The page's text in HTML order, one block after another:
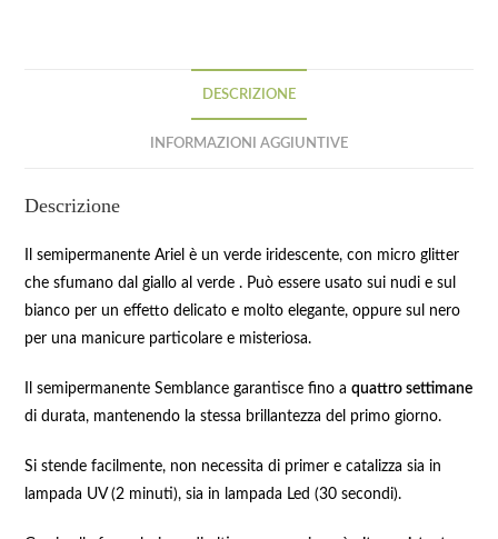
DESCRIZIONE
INFORMAZIONI AGGIUNTIVE
Descrizione
Il semipermanente Ariel è un verde iridescente, con micro glitter
che sfumano dal giallo al verde . Può essere usato sui nudi e sul
bianco per un effetto delicato e molto elegante, oppure sul nero
per una manicure particolare e misteriosa.
Il semipermanente Semblance garantisce fino aquattro settimane
di durata, mantenendo la stessa brillantezza del primo giorno.
Si stende facilmente, non necessita di primer e catalizza sia in
lampada UV (2 minuti), sia in lampada Led (30 secondi).